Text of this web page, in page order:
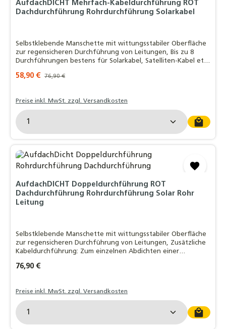
AufdachDICHT Mehrfach-Kabeldurchführung ROT
Dachdurchführung Rohrdurchführung Solarkabel
Selbstklebende Manschette mit wittungsstabiler Oberfläche
zur regensicheren Durchführung von Leitungen, Bis zu 8
Durchführungen bestens für Solarkabel, Satelliten-Kabel etc.
Witterungsstabil - bleifrei - da
Verkaufspreis:
58,90 € Regulärer Preis:
76,90 €
Preise inkl. MwSt. zzgl. Versandkosten
Produkt Anzahl: Gib den gewünschten Wert
AufdachDICHT Doppeldurchführung ROT
Dachdurchführung Rohrdurchführung Solar Rohr
Leitung
Selbstklebende Manschette mit wittungsstabiler Oberfläche
zur regensicheren Durchführung von Leitungen, Zusätzliche
Kabeldurchführung: Zum einzelnen Abdichten einer
Witterungsstabil - bleifrei - dauerh
Regulärer Preis:
76,90 €
Preise inkl. MwSt. zzgl. Versandkosten
Produkt Anzahl: Gib den gewünschten Wert